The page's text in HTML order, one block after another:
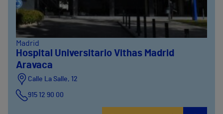
Madrid
Hospital Universitario Vithas Madrid
Aravaca
Calle La Salle, 12
915 12 90 00